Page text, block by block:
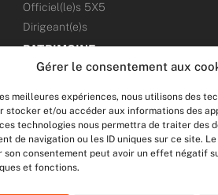
Gérer le consentement aux
meilleures expériences, nous utilisons des
stocker et/ou accéder aux informations des
technologies nous permettra de traiter des
de navigation ou les ID uniques sur ce site.
son consentement peut avoir un effet négatif
et fonctions.
Officiel(le)s 5X5
Dirigeant(e)s
PATRIMOINE
ÉVÉNEMENTS
NOS RÉSEAUX SOCIAUX
F
T